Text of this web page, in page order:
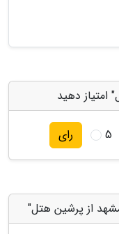
امتیاز دهید
5 رای
از پرشین هتل"